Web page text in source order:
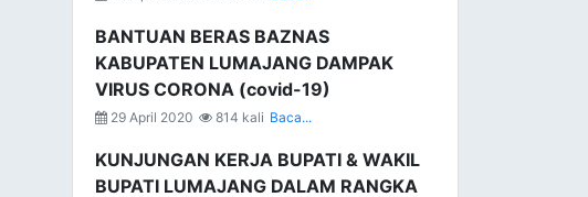
BANTUAN BERAS BAZNAS
KABUPATEN LUMAJANG DAMPAK
VIRUS CORONA (covid-19)
29 April 2020 814 kali Baca...
KUNJUNGAN KERJA BUPATI & WAKIL
BUPATI LUMAJANG DALAM RANGKA